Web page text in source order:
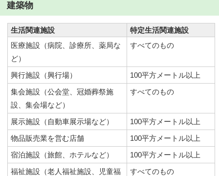
建築物
生活関連施設
特定生活関連施設
医療施設（病院、診療所、薬局な
ど）
すべてのもの
興行施設（興行場）
100平方メートル以上
集会施設（公会堂、冠婚葬祭施
設、集会場など）
すべてのもの
展示施設（自動車展示場など）
100平方メートル以上
物品販売業を営む店舗
100平方メートル以上
宿泊施設（旅館、ホテルなど）
100平方メートル以上
福祉施設（老人福祉施設、児童福
すべてのもの